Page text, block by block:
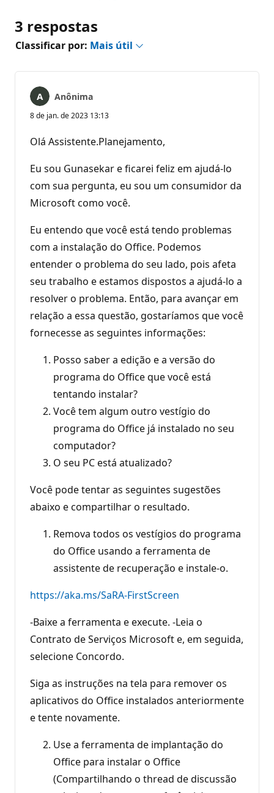
3 respostas
Classificar por: Mais útil
Anônima
8 de jan. de 2023 13:13
Olá Assistente.Planejamento,
Eu sou Gunasekar e ficarei feliz em ajudá-lo
com sua pergunta, eu sou um consumidor da
Microsoft como você.
Eu entendo que você está tendo problemas
com a instalação do Office. Podemos
entender o problema do seu lado, pois afeta
seu trabalho e estamos dispostos a ajudá-lo a
resolver o problema. Então, para avançar em
relação a essa questão, gostaríamos que você
fornecesse as seguintes informações:
Posso saber a edição e a versão do
programa do Office que você está
tentando instalar?
Você tem algum outro vestígio do
programa do Office já instalado no seu
computador?
O seu PC está atualizado?
Você pode tentar as seguintes sugestões
abaixo e compartilhar o resultado.
Remova todos os vestígios do programa
do Office usando a ferramenta de
assistente de recuperação e instale-o.
https://aka.ms/SaRA-FirstScreen
-Baixe a ferramenta e execute. -Leia o
Contrato de Serviços Microsoft e, em seguida,
selecione Concordo.
Siga as instruções na tela para remover os
aplicativos do Office instalados anteriormente
e tente novamente.
Use a ferramenta de implantação do
Office para instalar o Office
(Compartilhando o thread de discussão